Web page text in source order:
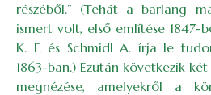
részéből.” (Tehát a barlang
ismert volt, első említése 1847-
K. F. és Schmidl A. írja le
1863-ban.) Ezután következik
megnézése, amelyekről a